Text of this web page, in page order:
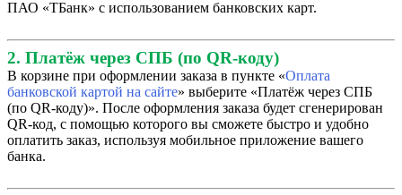
ПАО «ТБанк» с использованием банковских карт.
2. Платёж через СПБ (по QR-коду)
В корзине при оформлении заказа в пункте «Оплата
банковской картой на сайте» выберите «Платёж через СПБ
(по QR-коду)». После оформления заказа будет сгенерирован
QR-код, с помощью которого вы сможете быстро и удобно
оплатить заказ, используя мобильное приложение вашего
банка.